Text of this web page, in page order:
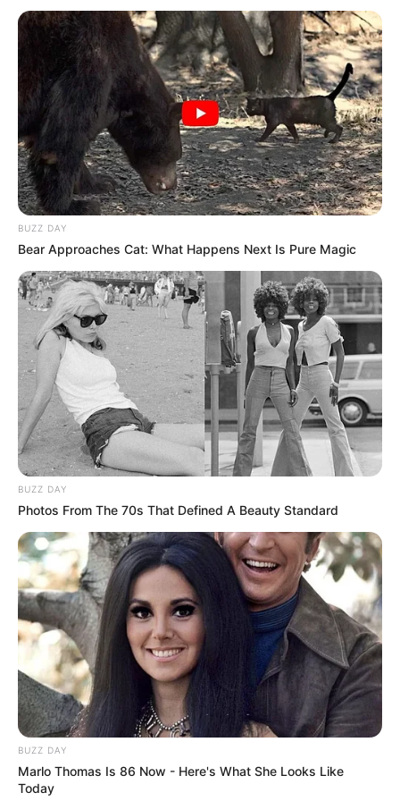
BUZZ DAY
Bear Approaches Cat: What Happens Next Is Pure Magic
BUZZ DAY
Photos From The 70s That Defined A Beauty Standard
BUZZ DAY
Marlo Thomas Is 86 Now - Here's What She Looks Like
Today